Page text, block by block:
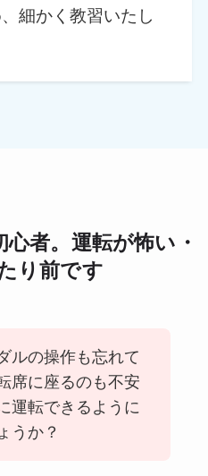
細かく教習いたし
者。運転が怖い・
り前です
ルの操作も忘れて
席に座るのも不安
運転できるように
うか？